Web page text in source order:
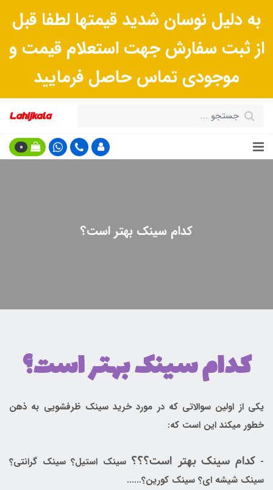
به دلیل نوسان شدید قیمتها لطفا قبل
از ثبت سفارش جهت استعلام قیمت و
موجودی تماس حاصل فرمایید
0
کدام سینک بهتر است؟
کدام سینک بهتر است؟
یکی از اولین سوالاتی که در مورد خرید سینک ظرفشویی به ذهن
خطور میکند این است که:
-کدام سینک بهتر است؟؟؟ سینک استیل؟ سینک گرانتی؟
سینک شیشه ای؟ سینک کورین؟......